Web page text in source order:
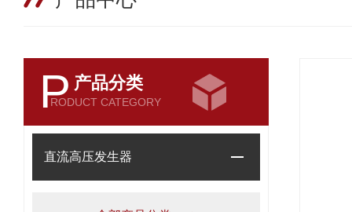
P 产品分类
RODUCT CATEGORY
直流高压发生器